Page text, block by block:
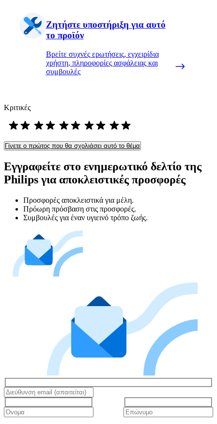
Ζητήστε υποστήριξη για αυτό
το προϊόν
Βρείτε συχνές ερωτήσεις, εγχειρίδια
χρήστη, πληροφορίες ασφάλειας και
συμβουλές
Κριτικές
Γίνετε ο πρώτος που θα σχολιάσει αυτό το θέμα
Εγγραφείτε στο ενημερωτικό δελτίο της
Philips για αποκλειστικές προσφορές
Προσφορές αποκλειστικά για μέλη.
Πρόωρη πρόσβαση στις προσφορές.
Συμβουλές για έναν υγιεινό τρόπο ζωής.